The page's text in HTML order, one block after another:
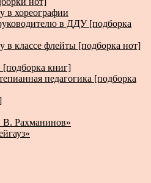
в хореографии
в ДДУ [подборка
в классе флейты [подборка нот]
книг]
педагогика [подборка
В. Рахманинов»